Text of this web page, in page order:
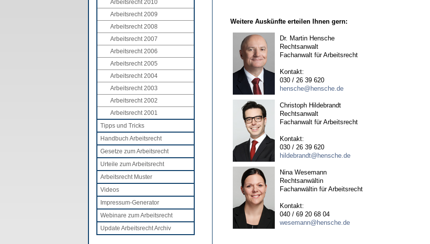
Arbeitsrecht 2010
Arbeitsrecht 2009
Arbeitsrecht 2008
Arbeitsrecht 2007
Arbeitsrecht 2006
Arbeitsrecht 2005
Arbeitsrecht 2004
Arbeitsrecht 2003
Arbeitsrecht 2002
Arbeitsrecht 2001
Tipps und Tricks
Handbuch Arbeitsrecht
Gesetze zum Arbeitsrecht
Urteile zum Arbeitsrecht
Arbeitsrecht Muster
Videos
Impressum-Generator
Webinare zum Arbeitsrecht
Update Arbeitsrecht Archiv
Weitere Auskünfte erteilen Ihnen gern:
Dr. Martin Hensche
Rechtsanwalt
Fachanwalt für Arbeitsrecht
Kontakt:
030 / 26 39 620
hensche@hensche.de
Christoph Hildebrandt
Rechtsanwalt
Fachanwalt für Arbeitsrecht
Kontakt:
030 / 26 39 620
hildebrandt@hensche.de
Nina Wesemann
Rechtsanwältin
Fachanwältin für Arbeitsrecht
Kontakt:
040 / 69 20 68 04
wesemann@hensche.de